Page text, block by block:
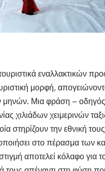
εναλλακτικών
μορφή,
μηνών. Μια φράση – οδηγός
χιλιάδων χειμερινών
στηρίζουν την εθνική
στο πέρασμα των
αποτελεί κόλαφο για